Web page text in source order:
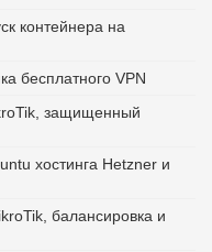
контейнера на
бесплатного VPN
защищенный
хостинга Hetzner и
балансировка и